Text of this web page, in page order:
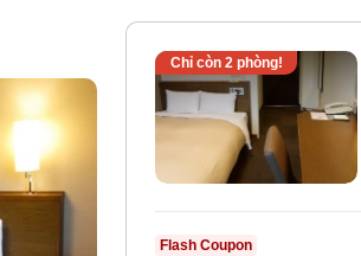
Chỉ còn 2phòng!
Flash Coupon